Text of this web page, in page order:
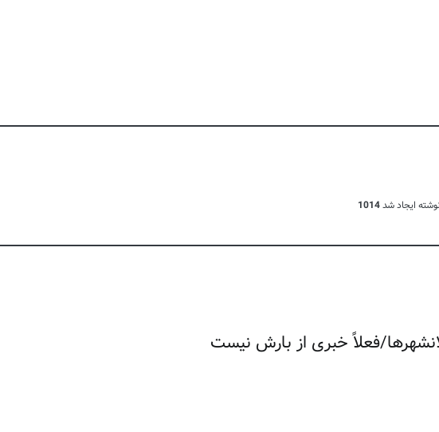
ایجاد شد1014
فعلاً خبری از بارش نیست